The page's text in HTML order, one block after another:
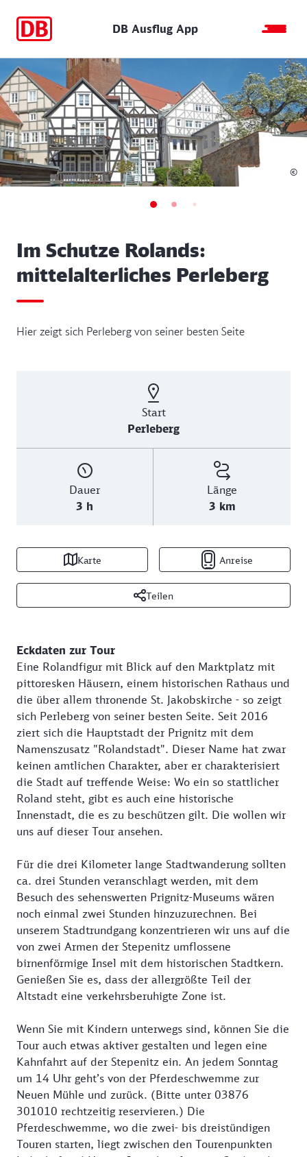
DB Ausflug App
Im Schutze Rolands:
mittelalterliches Perleberg
Hier zeigt sich Perleberg von seiner besten Seite
Start
Perleberg
Dauer
3 h
Länge
3 km
Karte Anreise
Teilen
©
Eckdaten zur Tour
Eine Rolandfigur mit Blick auf den Marktplatz mit
pittoresken Häusern, einem historischen Rathaus und
die über allem thronende St. Jakobskirche - so zeigt
sich Perleberg von seiner besten Seite. Seit 2016
ziert sich die Hauptstadt der Prignitz mit dem
Namenszusatz "Rolandstadt". Dieser Name hat zwar
keinen amtlichen Charakter, aber er charakterisiert
die Stadt auf treffende Weise: Wo ein so stattlicher
Roland steht, gibt es auch eine historische
Innenstadt, die es zu beschützen gilt. Die wollen wir
uns auf dieser Tour ansehen.
Für die drei Kilometer lange Stadtwanderung sollten
ca. drei Stunden veranschlagt werden, mit dem
Besuch des sehenswerten Prignitz-Museums wären
noch einmal zwei Stunden hinzuzurechnen. Bei
unserem Stadtrundgang konzentrieren wir uns auf die
von zwei Armen der Stepenitz umflossene
birnenförmige Insel mit dem historischen Stadtkern.
Genießen Sie es, dass der allergrößte Teil der
Altstadt eine verkehrsberuhigte Zone ist.
Wenn Sie mit Kindern unterwegs sind, können Sie die
Tour auch etwas aktiver gestalten und legen eine
Kahnfahrt auf der Stepenitz ein. An jedem Sonntag
um 14 Uhr geht’s von der Pferdeschwemme zur
Neuen Mühle und zurück. (Bitte unter 03876
301010 rechtzeitig reservieren.) Die
Pferdeschwemme, wo die zwei- bis dreistündigen
Touren starten, liegt zwischen den Tourenpunkten